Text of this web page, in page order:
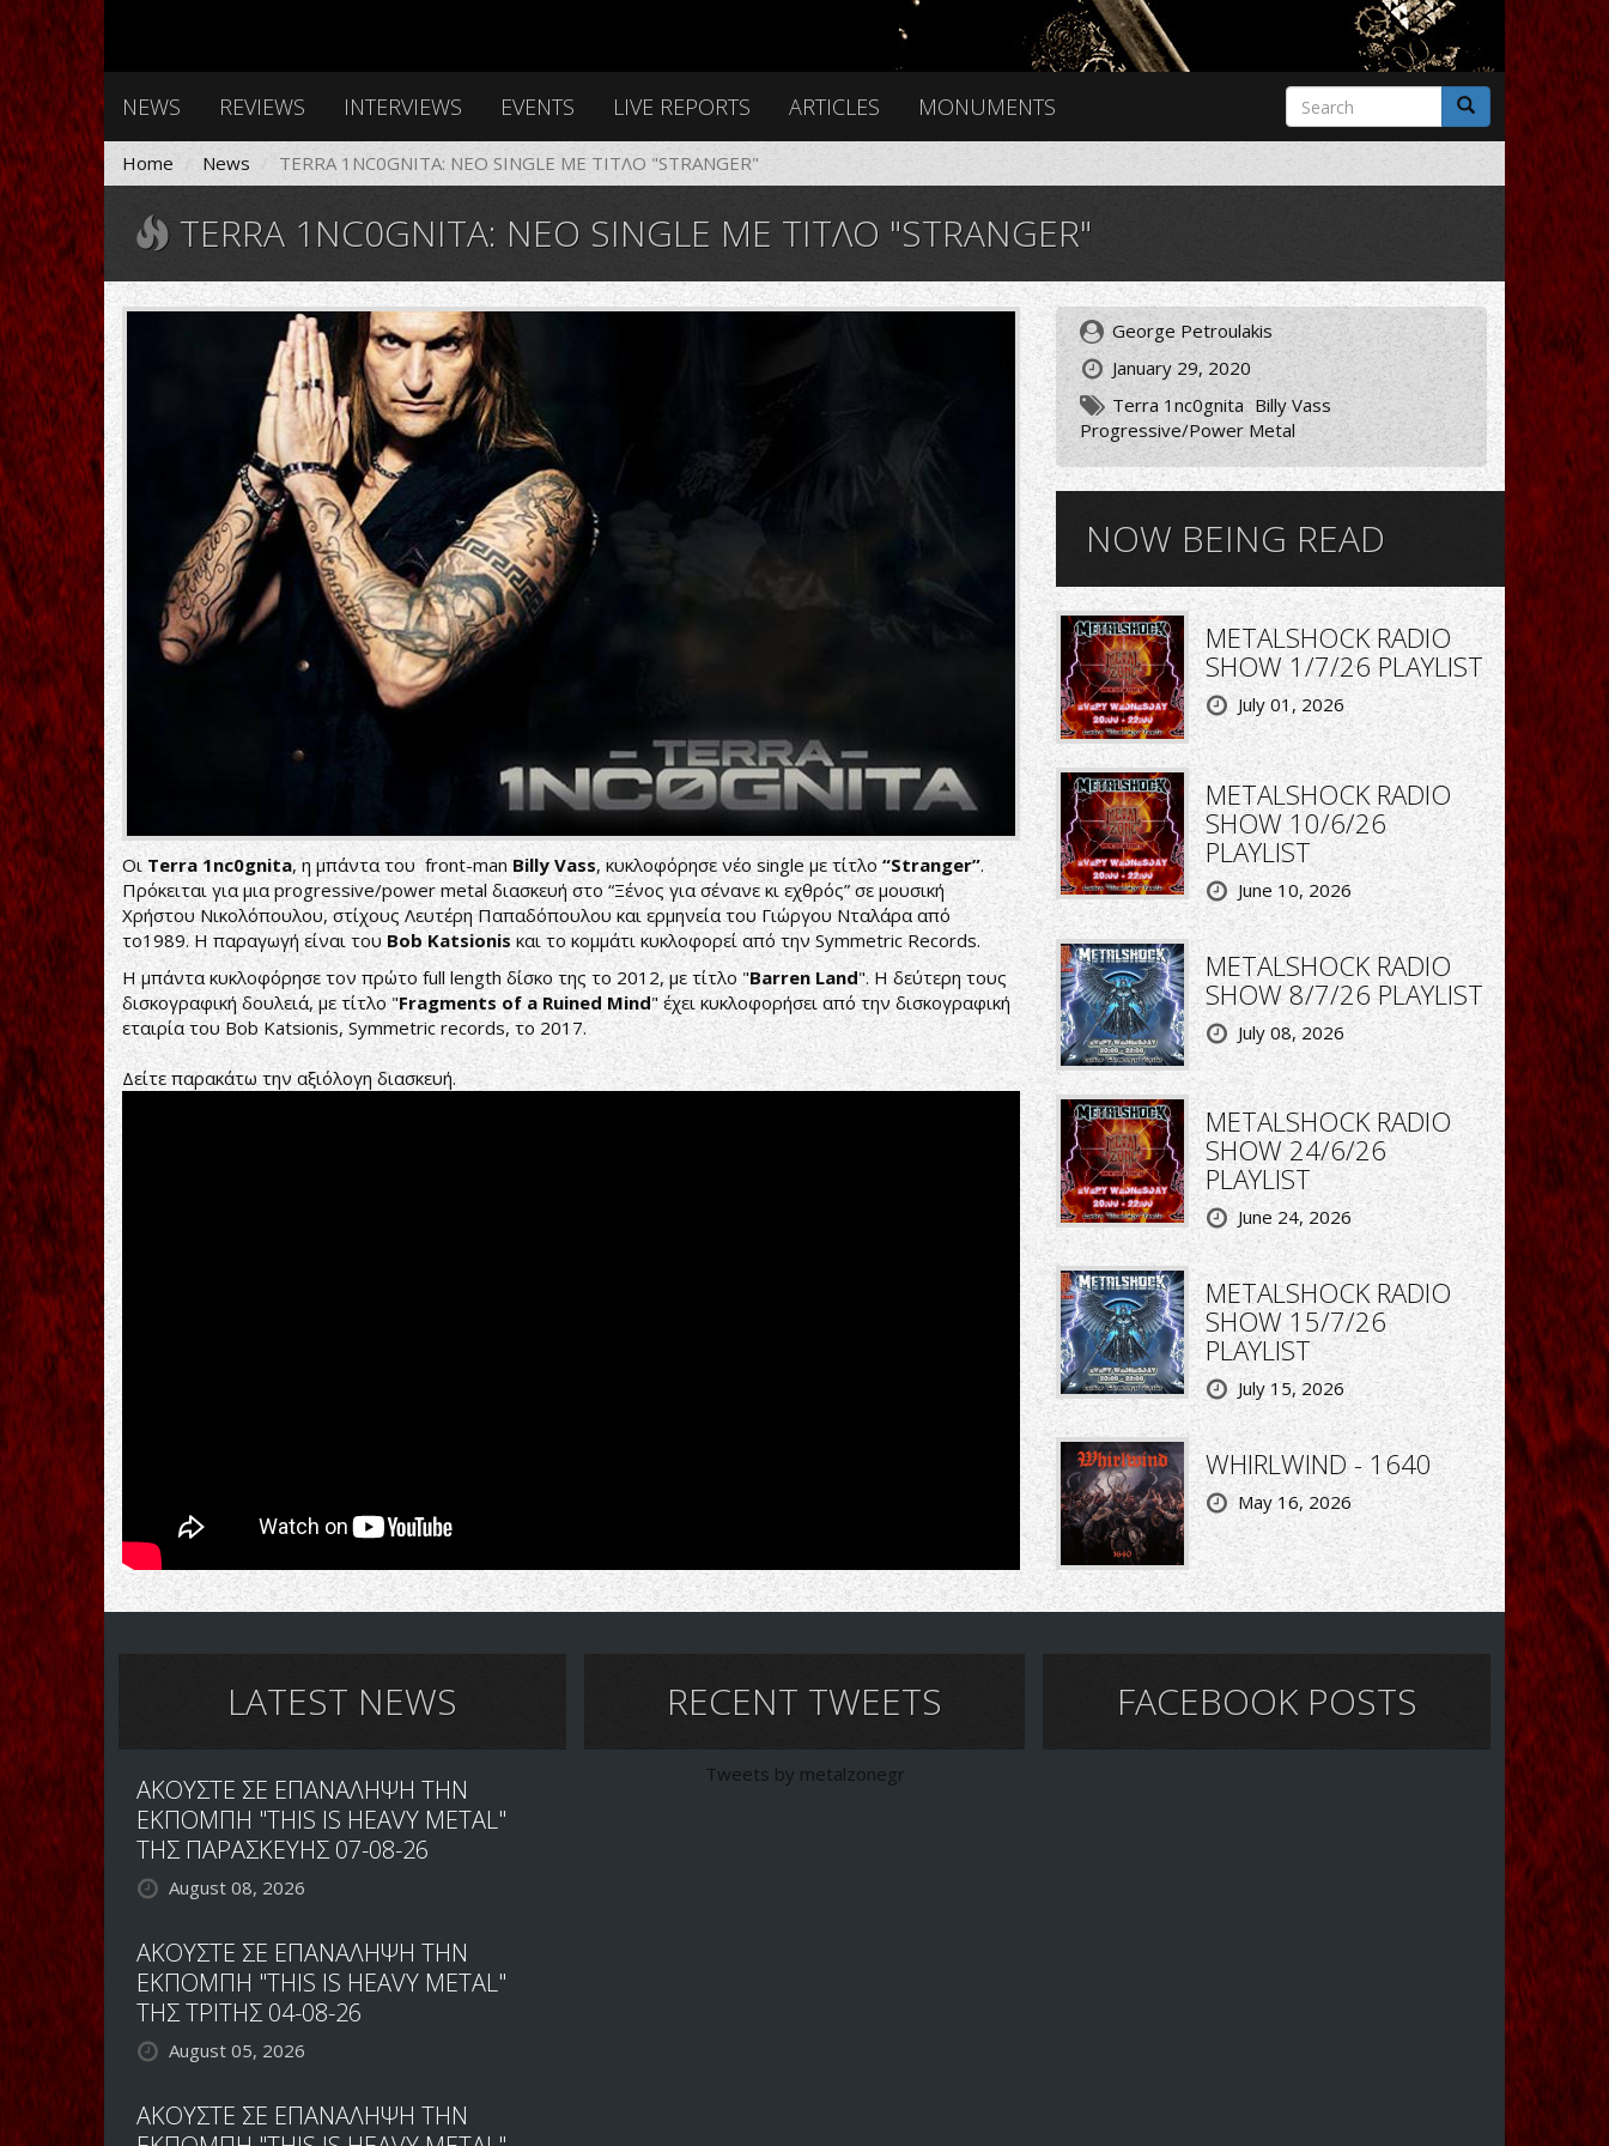
NEWS REVIEWS INTERVIEWS EVENTS LIVE REPORTS ARTICLES MONUMENTS
Search
form
Search
Home News ΤΕRRA 1NC0GNITA: NEO SINGLE ME ΤΙΤΛΟ "STRANGER"
ΤΕRRA 1NC0GNITA: NEO SINGLE ME ΤΙΤΛΟ "STRANGER"
terra-
720x425.jpg
OιTerra 1nc0gnita, η μπάντα του front-manBilly Vass, κυκλοφόρησε νέο single με τίτλο “Stranger”.
Πρόκειται για μια progressive/power metal διασκευή στο “Ξένος για σένανε κι εχθρός” σε μουσική
Χρήστου Νικολόπουλου, στίχους Λευτέρη Παπαδόπουλου και ερμηνεία του Γιώργου Νταλάρα από
το1989. Η παραγωγή είναι τουBob Katsionisκαι το κομμάτι κυκλοφορεί από την Symmetric Records.
Η μπάντα κυκλοφόρησε τον πρώτο full length δίσκο της το 2012, με τίτλο "Barren Land". Η δεύτερη τους
δισκογραφική δουλειά, με τίτλο "Fragments of a Ruined Mind" έχει κυκλοφορήσει από την δισκογραφική
εταιρία του Bob Katsionis, Symmetric records, το 2017.
Δείτε παρακάτω την αξιόλογη διασκευή.
George Petroulakis
January 29, 2020
Terra 1nc0gnita Billy Vass
Progressive/Power Metal
NOW BEING READ
METALSHOCK RADIO
SHOW 1/7/26 PLAYLIST
July 01, 2026
METALSHOCK RADIO
SHOW 10/6/26
PLAYLIST
June 10, 2026
METALSHOCK RADIO
SHOW 8/7/26 PLAYLIST
July 08, 2026
METALSHOCK RADIO
SHOW 24/6/26
PLAYLIST
June 24, 2026
METALSHOCK RADIO
SHOW 15/7/26
PLAYLIST
July 15, 2026
WHIRLWIND - 1640
May 16, 2026
LATEST NEWS
ΑΚΟΥΣΤΕ ΣΕ ΕΠΑΝΑΛΗΨΗ ΤΗΝ
ΕΚΠΟΜΠΗ "THIS IS HEAVY METAL"
ΤΗΣ ΠΑΡΑΣΚΕΥΗΣ 07-08-26
August 08, 2026
ΑΚΟΥΣΤΕ ΣΕ ΕΠΑΝΑΛΗΨΗ ΤΗΝ
ΕΚΠΟΜΠΗ "THIS IS HEAVY METAL"
ΤΗΣ ΤΡΙΤΗΣ 04-08-26
August 05, 2026
ΑΚΟΥΣΤΕ ΣΕ ΕΠΑΝΑΛΗΨΗ ΤΗΝ
RECENT TWEETS
Tweets by metalzonegr
FACEBOOK POSTS